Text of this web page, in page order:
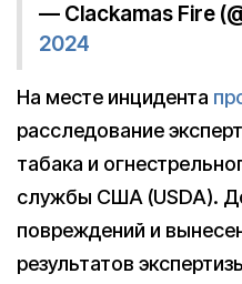
— Clackamas Fire
2024
На месте инцидента
расследование
табака и
службы США (USDA).
повреждений и
результатов